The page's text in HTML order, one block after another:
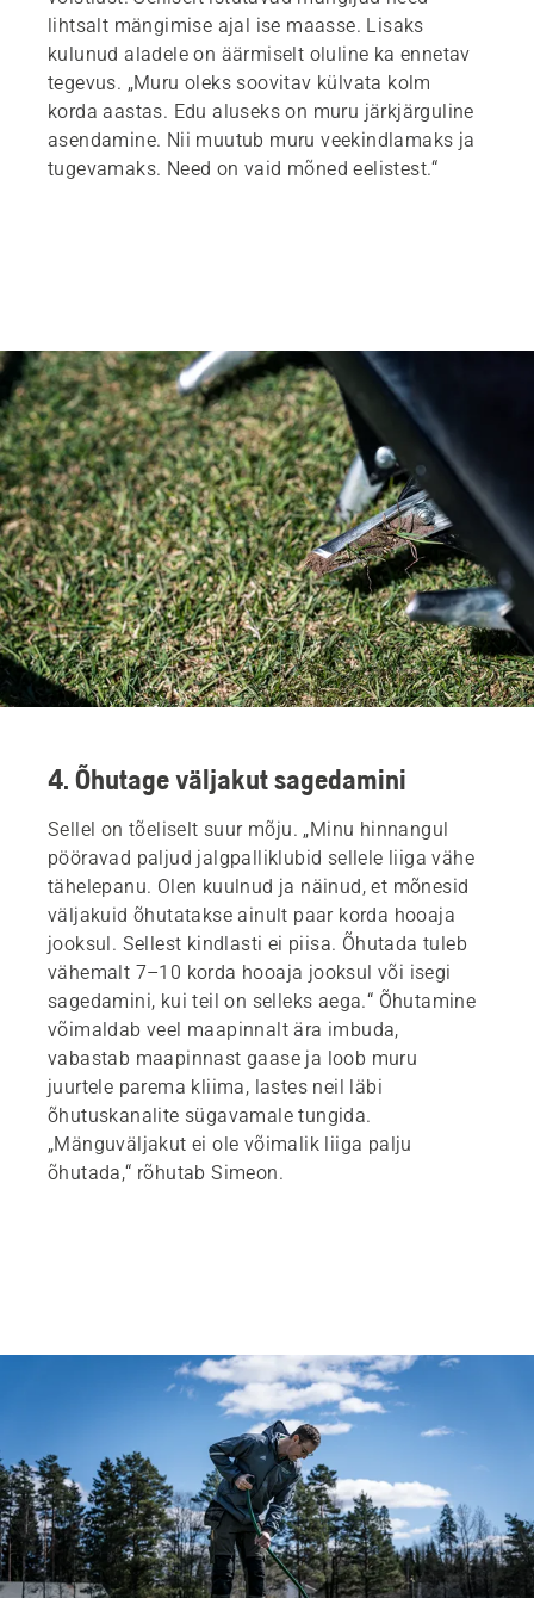
lihtsalt mängimise ajal ise maasse. Lisaks
kulunud aladele on äärmiselt oluline ka ennetav
tegevus. „Muru oleks soovitav külvata kolm
korda aastas. Edu aluseks on muru järkjärguline
asendamine. Nii muutub muru veekindlamaks ja
tugevamaks. Need on vaid mõned eelistest.“
4. Õhutage väljakut sagedamini
Sellel on tõeliselt suur mõju. „Minu hinnangul
pööravad paljud jalgpalliklubid sellele liiga vähe
tähelepanu. Olen kuulnud ja näinud, et mõnesid
väljakuid õhutatakse ainult paar korda hooaja
jooksul. Sellest kindlasti ei piisa. Õhutada tuleb
vähemalt 7–10 korda hooaja jooksul või isegi
sagedamini, kui teil on selleks aega.“ Õhutamine
võimaldab veel maapinnalt ära imbuda,
vabastab maapinnast gaase ja loob muru
juurtele parema kliima, lastes neil läbi
õhutuskanalite sügavamale tungida.
„Mänguväljakut ei ole võimalik liiga palju
õhutada,“ rõhutab Simeon.